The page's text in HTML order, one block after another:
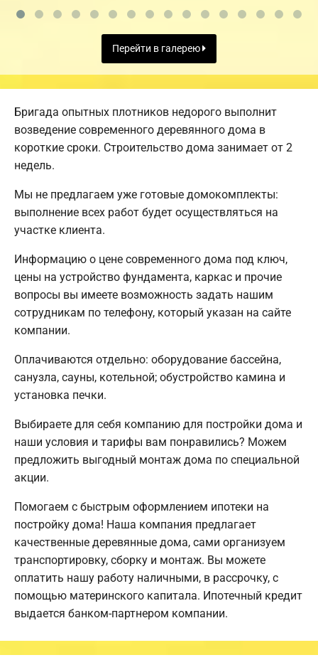
Перейти в галерею
Бригада опытных плотников недорого выполнит
возведение современного деревянного дома в
короткие сроки. Строительство дома занимает от 2
недель.
Мы не предлагаем уже готовые домокомплекты:
выполнение всех работ будет осуществляться на
участке клиента.
Информацию о цене современного дома под ключ,
цены на устройство фундамента, каркас и прочие
вопросы вы имеете возможность задать нашим
сотрудникам по телефону, который указан на сайте
компании.
Оплачиваются отдельно: оборудование бассейна,
санузла, сауны, котельной; обустройство камина и
установка печки.
Выбираете для себя компанию для постройки дома и
наши условия и тарифы вам понравились? Можем
предложить выгодный монтаж дома по специальной
акции.
Помогаем с быстрым оформлением ипотеки на
постройку дома! Наша компания предлагает
качественные деревянные дома, сами организуем
транспортировку, сборку и монтаж. Вы можете
оплатить нашу работу наличными, в рассрочку, с
помощью материнского капитала. Ипотечный кредит
выдается банком-партнером компании.